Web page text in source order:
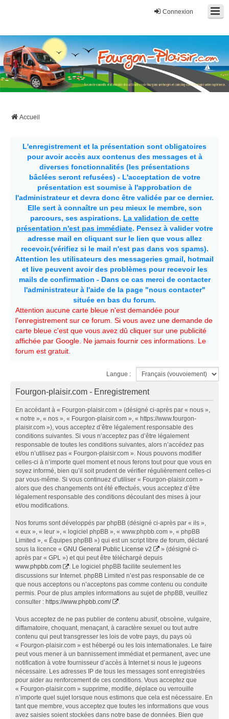
Connexion
Fourgon-plaisir.com
Forum de conseils et d'entraide des utilisateurs de fourgons, fourgons
aménagés, vans et de camping-car. Partagez votre expérience.
Accueil
L'enregistrement et la présentation sont obligatoires
pour avoir accès aux contenus des messages et à
diverses fonctionnalités (les présentations
bâclées seront refusées) - L'acceptation de votre
présentation est soumise à l'approbation de
l'administrateur et devra donc être validée par ce dernier.
Elle sert à connaître un peu mieux le membre, son
parcours, ses aspirations. La validation de cette
présentation n'est pas immédiate. Pensez à valider votre
adresse mail en cliquant sur le lien que vous allez
recevoir.(vérifiez si le mail n'est pas dans vos spams).
Attention les utilisateurs des messageries gmail, hotmail
et live peuvent avoir des problèmes pour recevoir les
mails de confirmation - Dans ce cas merci de contacter
l'administrateur à l'aide de la page "nous contacter"
située en bas du forum.
Attention aucune carte bleue n'est demandée pour
l'enregistrement sur ce forum. Si vous avez une demande de
carte bleue c'est que vous avez dû cliquer sur une publicité
affichée par Google. Ne jamais fournir ces informations. Le
forum est gratuit.
Langue :
Fourgon-plaisir.com - Enregistrement
En accédant à « Fourgon-plaisir.com » (désigné ci-après par « nous »,
« notre », « nos », « Fourgon-plaisir.com », « https://www.fourgon-
plaisir.com »), vous acceptez d’être légalement responsable des
conditions suivantes. Si vous n’acceptez pas d’être légalement
responsable de toutes les conditions suivantes, alors n’accédez pas
et/ou n’utilisez pas « Fourgon-plaisir.com ». Nous pouvons modifier
celles-ci à n’importe quel moment et nous ferons tout pour que vous en
soyez informé, bien qu’il soit prudent de vérifier régulièrement celles-ci
par vous-même. Si vous continuez d’utiliser « Fourgon-plaisir.com »
alors que des changements ont été effectués, vous acceptez d’être
légalement responsable des conditions découlant des mises à jour
et/ou modifications.
Nos forums sont développés par phpBB (désigné ci-après par « ils »,
« eux », « leur », « logiciel phpBB », « www.phpbb.com », « phpBB
Limited », « Équipes phpBB ») qui est un script libre de forum, déclaré
sous la licence « GNU General Public License v2
» (désigné ci-
après par « GPL ») et qui peut être téléchargé depuis
www.phpbb.com
. Le logiciel phpBB facilite seulement les
discussions sur Internet. phpBB Limited n’est pas responsable de ce
que nous acceptons ou n’acceptons pas comme contenu ou conduite
permis. Pour de plus amples informations au sujet de phpBB, veuillez
consulter : https://www.phpbb.com/
Vous acceptez de ne pas publier de contenu abusif, obscène, vulgaire,
diffamatoire, choquant, menaçant, à caractère sexuel ou tout autre
contenu qui peut transgresser les lois de votre pays, du pays où
« Fourgon-plaisir.com » est hébergé ou les lois internationales. Le faire
peut vous mener à un bannissement immédiat et permanent, avec une
notification à votre fournisseur d’accès à Internet si nous le jugeons
nécessaire. Les adresses IP de tous les messages sont enregistrées
pour aider au renforcement de ces conditions. Vous acceptez que
« Fourgon-plaisir.com » supprime, modifie, déplace ou verrouille
n’importe quel sujet lorsque nous estimons que cela est nécessaire. En
tant que membre, vous acceptez que toutes les informations que vous
avez saisies soient stockées dans notre base de données. Bien que